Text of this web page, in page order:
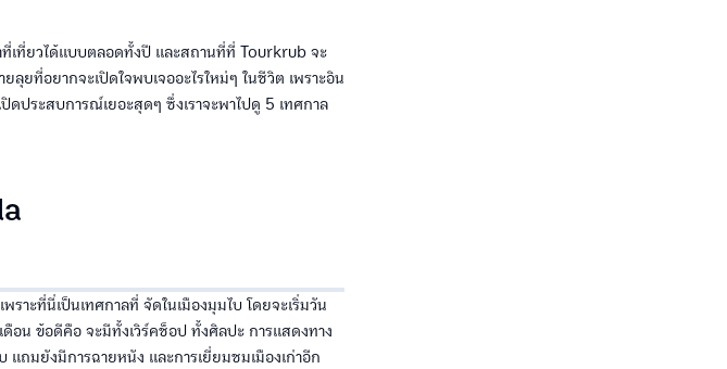
ที่ยวได้แบบตลอดทั้งปี และสถานที่ที่ Tourkrub จะ
ยที่อยากจะเปิดใจพบเจออะไรใหม่ๆ ในชีวิต เพราะอิน
ดประสบการณ์เยอะสุดๆ ซึ่งเราจะพาไปดู 5 เทศกาล
าะที่นี่เป็นเทศกาลที่ จัดในเมืองมุมไบ โดยจะเริ่มวัน
อน ข้อดีคือ จะมีทั้งเวิร์คช็อป ทั้งศิลปะ การแสดงทาง
ถมยังมีการฉายหนัง และการเยี่ยมชมเมืองเก่าอีก